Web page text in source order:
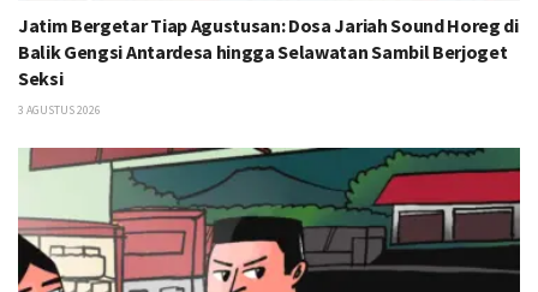
Jatim Bergetar Tiap Agustusan: Dosa Jariah Sound Horeg di
Balik Gengsi Antardesa hingga Selawatan Sambil Berjoget
Seksi
3 AGUSTUS 2026